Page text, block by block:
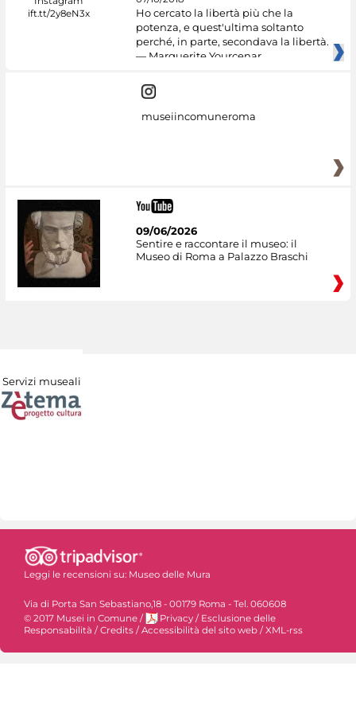
Ho cercato la libertà più che la
potenza, e quest'ultima soltanto
perché, in parte, secondava la libertà.
— Marguerite Yourcenar
museiincomuneroma
09/06/2026
Sentire e raccontare il museo: il
Museo di Roma a Palazzo Braschi
Servizi museali
Leggi le recensioni su: Museo delle Mura
Via di Porta San Sebastiano,18 - 00179 Roma - Tel. 060608
© 2017 Musei in Comune / Privacy / Esclusione delle
Responsabilità /Credits /Accessibilità del sito web /XML-rss